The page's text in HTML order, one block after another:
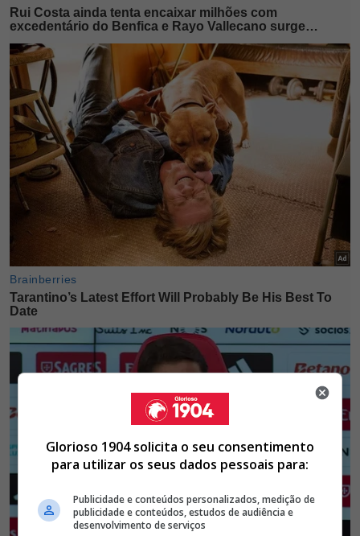
Glorioso 1904 solicita o seu consentimento
para utilizar os seus dados pessoais para:
Publicidade e conteúdos personalizados, medição de
publicidade e conteúdos, estudos de audiência e
desenvolvimento de serviços